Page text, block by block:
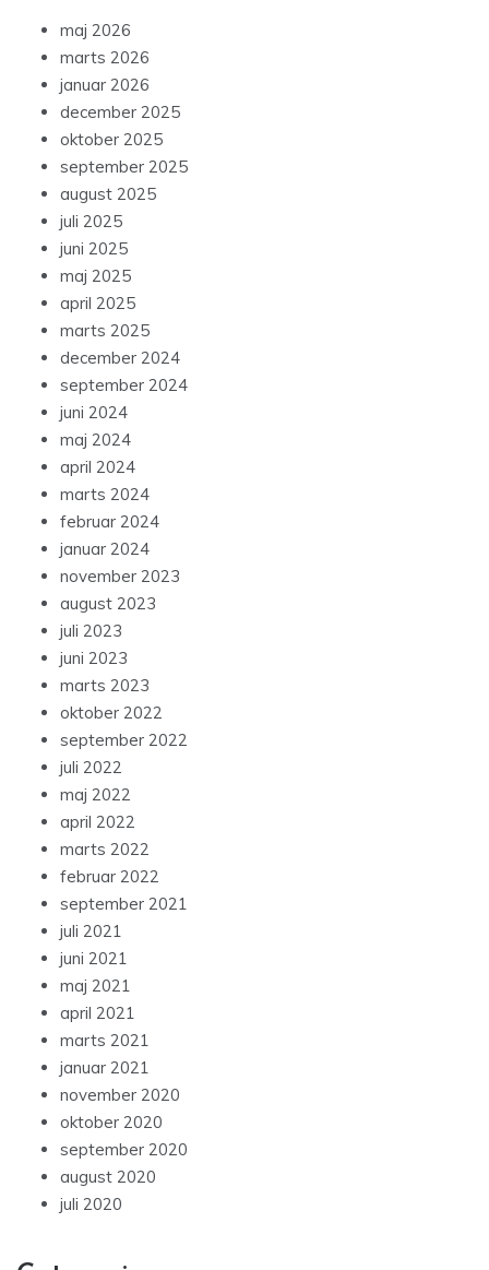
maj 2026
marts 2026
januar 2026
december 2025
oktober 2025
september 2025
august 2025
juli 2025
juni 2025
maj 2025
april 2025
marts 2025
december 2024
september 2024
juni 2024
maj 2024
april 2024
marts 2024
februar 2024
januar 2024
november 2023
august 2023
juli 2023
juni 2023
marts 2023
oktober 2022
september 2022
juli 2022
maj 2022
april 2022
marts 2022
februar 2022
september 2021
juli 2021
juni 2021
maj 2021
april 2021
marts 2021
januar 2021
november 2020
oktober 2020
september 2020
august 2020
juli 2020